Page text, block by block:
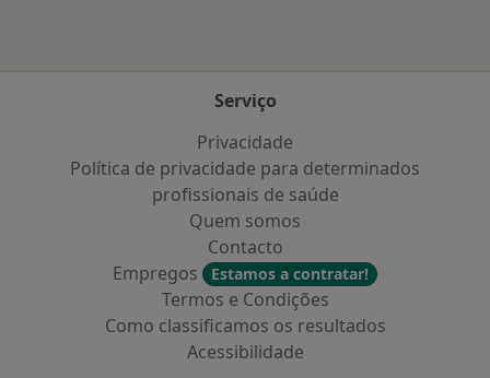
Serviço
Privacidade
Política de privacidade para determinados
profissionais de saúde
Quem somos
Contacto
Empregos
Estamos a contratar!
Termos e Condições
Como classificamos os resultados
Acessibilidade